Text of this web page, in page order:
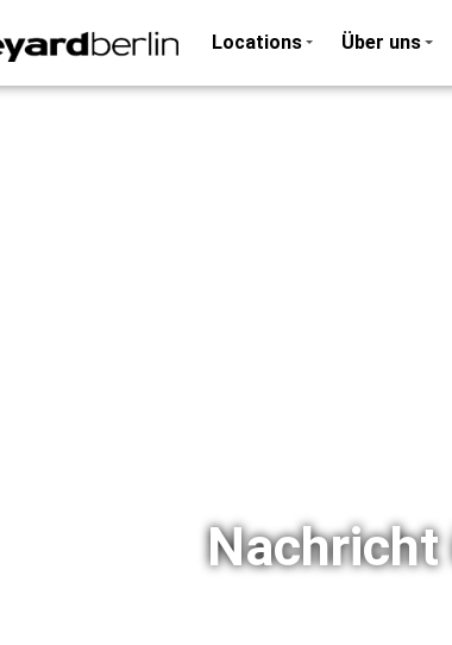
Locations Über uns
Nachricht